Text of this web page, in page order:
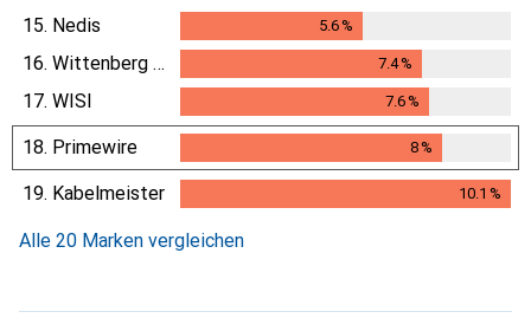
15. Nedis 5.6%
16. Wittenberg Antennen 7.4%
17. WISI 7.6%
18. Primewire 8%
19. Kabelmeister 10.1 %
Alle 20 Marken vergleichen